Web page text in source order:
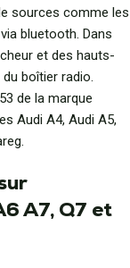
sources comme les
bluetooth. Dans
et des hauts-
boîtier radio.
de la marque
Audi A4, Audi A5,
A7, Q7 et